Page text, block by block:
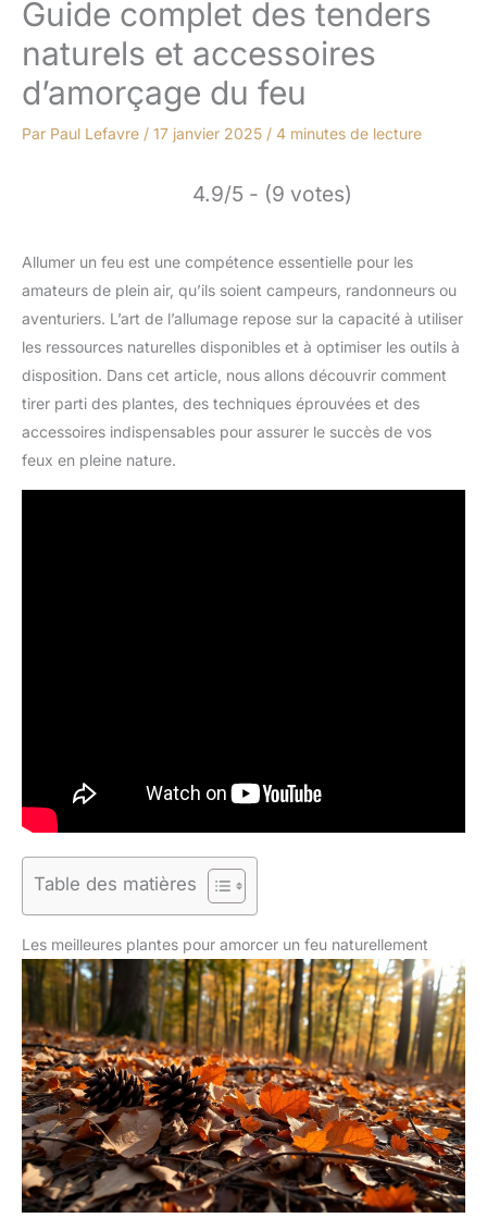
Guide complet des tenders
naturels et accessoires
d’amorçage du feu
Par Paul Lefavre / 17 janvier 2025 / 4 minutes de lecture
4.9/5 - (9 votes)
Allumer un feu est une compétence essentielle pour les
amateurs de plein air, qu’ils soient campeurs, randonneurs ou
aventuriers. L’art de l’allumage repose sur la capacité à utiliser
les ressources naturelles disponibles et à optimiser les outils à
disposition. Dans cet article, nous allons découvrir comment
tirer parti des plantes, des techniques éprouvées et des
accessoires indispensables pour assurer le succès de vos
feux en pleine nature.
Table des matières
Les meilleures plantes pour amorcer un feu naturellement